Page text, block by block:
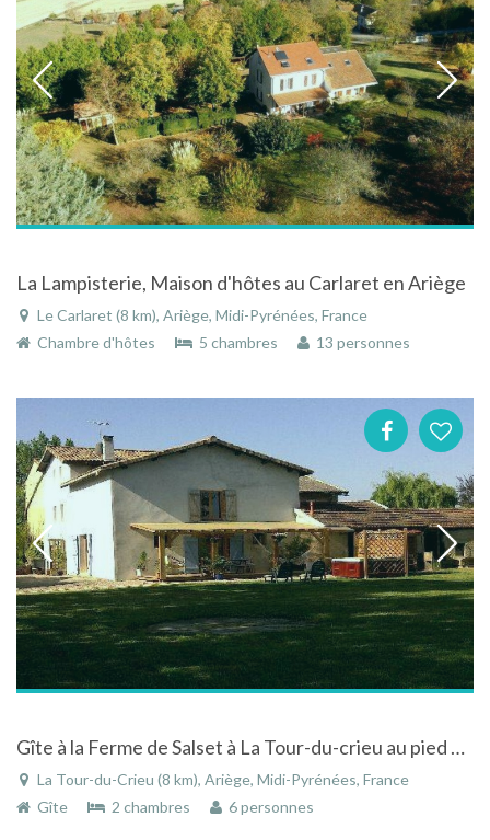
La Lampisterie, Maison d'hôtes au Carlaret en Ariège
Le Carlaret (8 km), Ariège, Midi-Pyrénées, France
Chambre d'hôtes
5 chambres 13 personnes
Gîte à la Ferme de Salset à La Tour-du-crieu au pied des pyrénées ariegoises avec spa
La Tour-du-Crieu (8 km), Ariège, Midi-Pyrénées, France
Gîte
2 chambres 6 personnes